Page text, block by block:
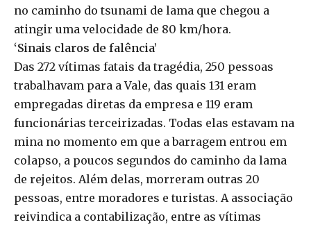
no caminho do tsunami de lama que chegou a
atingir uma velocidade de 80 km/hora.
‘Sinais claros de falência’
Das 272 vítimas fatais da tragédia, 250 pessoas
trabalhavam para a Vale, das quais 131 eram
empregadas diretas da empresa e 119 eram
funcionárias terceirizadas. Todas elas estavam na
mina no momento em que a barragem entrou em
colapso, a poucos segundos do caminho da lama
de rejeitos. Além delas, morreram outras 20
pessoas, entre moradores e turistas. A associação
reivindica a contabilização, entre as vítimas